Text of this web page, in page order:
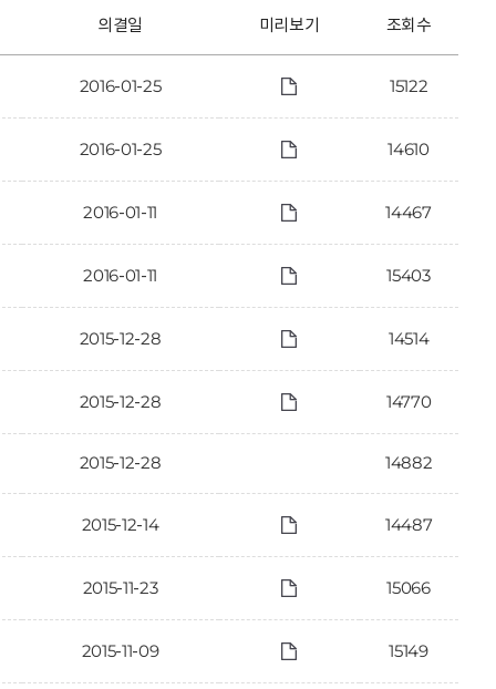
의결일 미리보기 조회수
2016-01-25 15122
2016-01-25 14610
2016-01-11 14467
2016-01-11 15403
2015-12-28 14514
2015-12-28 14770
2015-12-28 14882
2015-12-14 14487
2015-11-23 15066
2015-11-09 15149